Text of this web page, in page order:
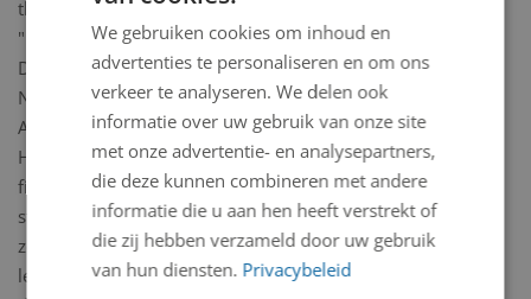
thuis, in zijn kleine atelier in Bergen.
"Reizen naar Spanje, Frankrijk,
Denemarken, Italië, Noord-Afrika,
Noord- en Zuid-Amerika en Midden-
Azië hebben mijn horizon verbreed.
Het uitbeelden van de menselijke
figuur, alleen of in een groep, is een
steeds terugkerend thema, waarbij ik
zowel beweging als emoties als
leidraad heb. Dit alles heeft geleid tot
We gebruiken cookies om inhoud en
advertenties te personaliseren en om ons
verkeer te analyseren. We delen ook
informatie over uw gebruik van onze site
met onze advertentie- en analysepartners,
die deze kunnen combineren met andere
informatie die u aan hen heeft verstrekt of
die zij hebben verzameld door uw gebruik
van hun diensten. Privacybeleid